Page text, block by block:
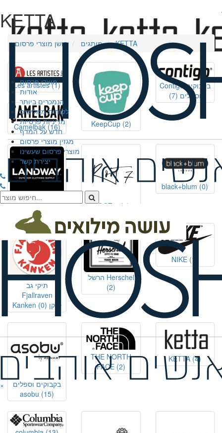
מוצרי פרסום
אודות
הנמכרים ביותר
לקוחות ממליצים
מדיניות פרטיות
חדש על המדף
מגזין מוצרי פרסום
מוצרי פרסום שעשינו
יצירת קשר
×
KETTA
חושן מוצרי פרסום מותגים KETTA
Contigo בקבוקים
וספלים (7)
KeepCup (2)
Les artistes (1)
Camelbak (16)
black+blum (0)
ROOT 7
(2)
LANDWAY(2)
NIKE (1)
הרשל Herschel
(2)
תיקי גב
Fjallraven
Kanken קנקן (0)
KETTA (4)
THE NORTH
FACE (2)
בקבוקים וספלים
asobu (15)